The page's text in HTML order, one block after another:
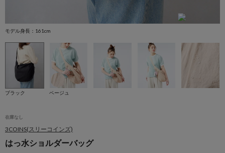
モデル身長：161cm
ブラック ベージュ
在庫なし
3COINS(スリーコインズ)
はっ水ショルダーバッグ